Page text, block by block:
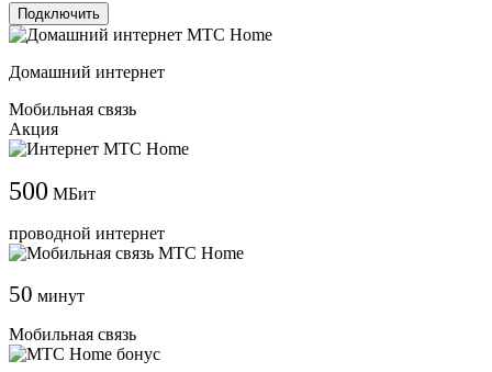
Подключить
Домашний интернет
Мобильная связь
Акция
500 МБит
проводной интернет
50 минут
Мобильная связь